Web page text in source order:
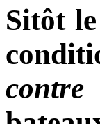
Sitôt
contre